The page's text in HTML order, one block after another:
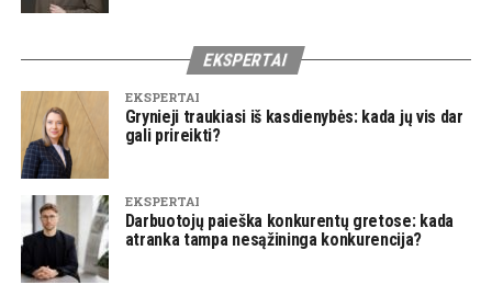
EKSPERTAI
EKSPERTAI
Grynieji traukiasi iš kasdienybės: kada jų vis dar
gali prireikti?
EKSPERTAI
Darbuotojų paieška konkurentų gretose: kada
atranka tampa nesąžininga konkurencija?